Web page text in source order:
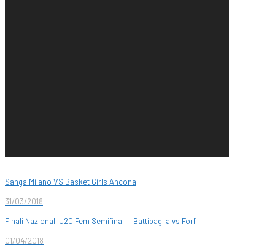
Sanga Milano VS Basket Girls Ancona
31/03/2018
Finali Nazionali U20 Fem Semifinali – Battipaglia vs Forlì
01/04/2018